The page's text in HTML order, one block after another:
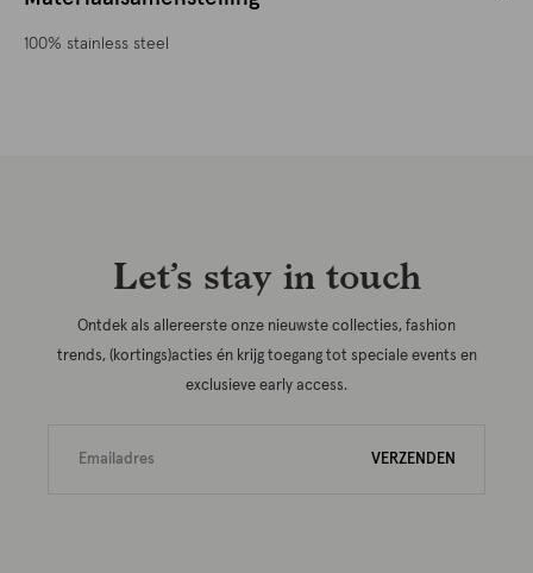
100% stainless steel
Let’s stay in touch
Ontdek als allereerste onze nieuwste collecties, fashion
trends, (kortings)acties én krijg toegang tot speciale events en
exclusieve early access.
VERZENDEN